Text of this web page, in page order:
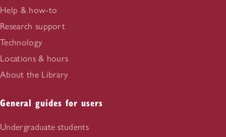
Help & how-to
Research support
Technology
Locations & hours
About the Library
General guides for users
Undergraduate students